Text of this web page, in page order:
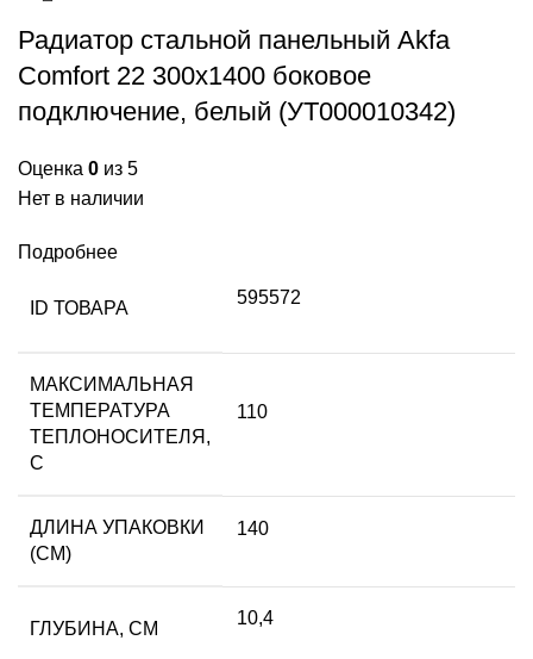
Радиатор стальной панельный Akfa
Comfort 22 300х1400 боковое
подключение, белый (УТ000010342)
Оценка 0 из 5
Нет в наличии
Подробнее
ID ТОВАРА
595572
МАКСИМАЛЬНАЯ
ТЕМПЕРАТУРА
ТЕПЛОНОСИТЕЛЯ,
С
110
ДЛИНА УПАКОВКИ
(СМ)
140
ГЛУБИНА, СМ
10,4